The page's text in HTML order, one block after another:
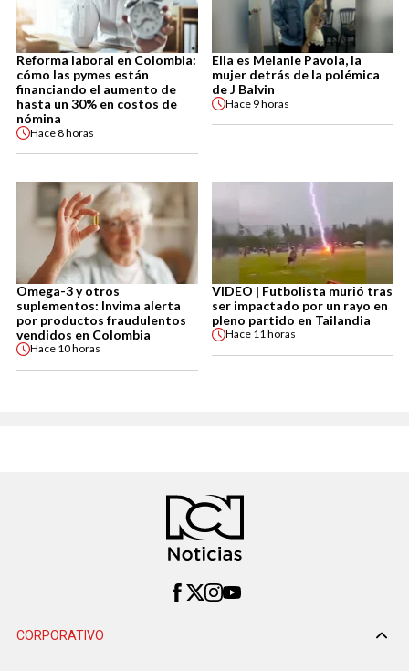
Reforma laboral en Colombia:
cómo las pymes están
financiando el aumento de
hasta un 30% en costos de
nómina
Hace8 horas
Ella es Melanie Pavola, la
mujer detrás de la polémica
de J Balvin
Hace 9 horas
Omega-3 y otros
suplementos: Invima alerta
por productos fraudulentos
vendidos en Colombia
Hace 10 horas
VIDEO | Futbolista murió tras
ser impactado por un rayo en
pleno partido en Tailandia
Hace 11 horas
CORPORATIVO